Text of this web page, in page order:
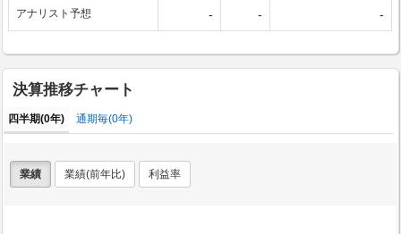
アナリスト予想 - - -
決算推移チャート
四半期(0年) 通期毎(0年)
業績 業績(前年比) 利益率